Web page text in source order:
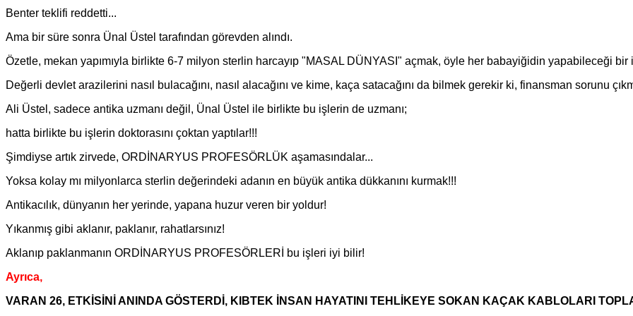
Benter teklifi reddetti...
Ama bir süre sonra Ünal Üstel tarafından görevden alındı.
Özetle, mekan yapımıyla birlikte 6-7 milyon sterlin harcayıp "MASAL DÜNYASI" açmak, öyle her babayiğidin yapabileceği bir
Değerli devlet arazilerini nasıl bulacağını, nasıl alacağını ve kime, kaça satacağını da bilmek gerekir ki, finansman sorunu
Ali Üstel, sadece antika uzmanı değil, Ünal Üstel ile birlikte bu işlerin de uzmanı;
hatta birlikte bu işlerin doktorasını çoktan yaptılar!!!
Şimdiyse artık zirvede, ORDİNARYUS PROFESÖRLÜK aşamasındalar...
Yoksa kolay mı milyonlarca sterlin değerindeki adanın en büyük antika dükkanını kurmak!!!
Antikacılık, dünyanın her yerinde, yapana huzur veren bir yoldur!
Yıkanmış gibi aklanır, paklanır, rahatlarsınız!
Aklanıp paklanmanın ORDİNARYUS PROFESÖRLERİ bu işleri iyi bilir!
Ayrıca,
VARAN 26, ETKİSİNİ ANINDA GÖSTERDİ, KIBTEK İNSAN HAYATINI TEHLİKEYE SOKAN KAÇAK KABLOLARI